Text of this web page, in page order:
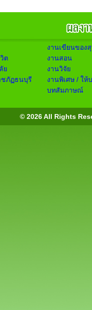
ต
ย
ชภัฏธนบุรี
งานเขียนของ
งานสอน
งานวิจัย
งานพิเศษ / ให้
บทสัมภาษณ์
© 2026 All Rights